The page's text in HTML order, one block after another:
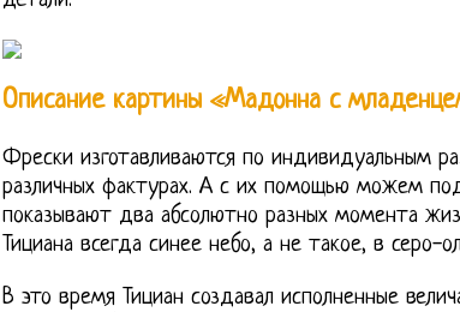
Описание картины «Мадонна с
Фрески изготавливаются по индивидуальным
различных фактурах. А с их помощью можем
показывают два абсолютно разных момента
Тициана всегда синее небо, а не такое, в серо-
В это время Тициан создавал исполненные